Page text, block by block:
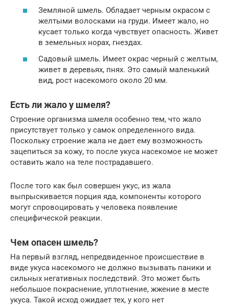
Земляной шмель. Обладает черным окрасом с
желтыми волосками на груди. Имеет жало, но
кусает только когда чувствует опасность. Живет
в земельных норах, гнездах.
Садовый шмель. Имеет окрас черный с желтым,
живет в деревьях, пнях. Это самый маленький
вид, рост насекомого около 20 мм.
Есть ли жало у шмеля?
Строение организма шмеля особенно тем, что жало
присутствует только у самок определенного вида.
Поскольку строение жала не дает ему возможность
зацепиться за кожу, то после укуса насекомое не может
оставить жало на теле пострадавшего.
После того как был совершен укус, из жала
выпрыскивается порция яда, компоненты которого
могут спровоцировать у человека появление
специфической реакции.
Чем опасен шмель?
На первый взгляд, непредвиденное происшествие в
виде укуса насекомого не должно вызывать паники и
сильных негативных последствий. Это может быть
небольшое покраснение, уплотнение, жжение в месте
укуса. Такой исход ожидает тех, у кого нет